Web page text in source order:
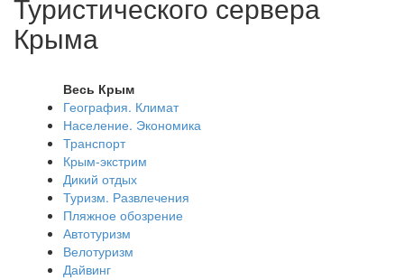
Туристического сервера
Крыма
Весь Крым
География. Климат
Население. Экономика
Транспорт
Крым-экстрим
Дикий отдых
Туризм. Развлечения
Пляжное обозрение
Автотуризм
Велотуризм
Дайвинг